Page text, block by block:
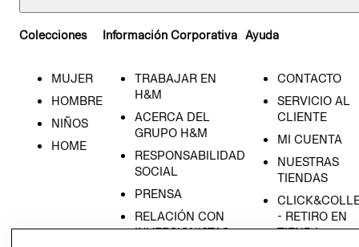
Colecciones
MUJER
HOMBRE
NIÑOS
HOME
Información Corporativa
TRABAJAR EN
H&M
ACERCA DEL
GRUPO H&M
RESPONSABILIDAD
SOCIAL
PRENSA
RELACIÓN CON
INVERSIONISTAS
Ayuda
CONTACTO
SERVICIO AL
CLIENTE
MI CUENTA
NUESTRAS
TIENDAS
- RETIRO EN
TIENDA